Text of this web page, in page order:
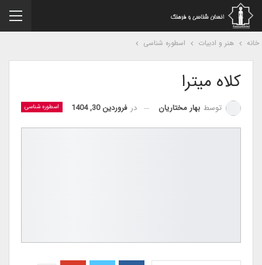
هنر و ادبیات اسطوره شناسی
کلاه میترا
اسطوره شناسی توسطبهار مختاریان درفروردین 30, 1404